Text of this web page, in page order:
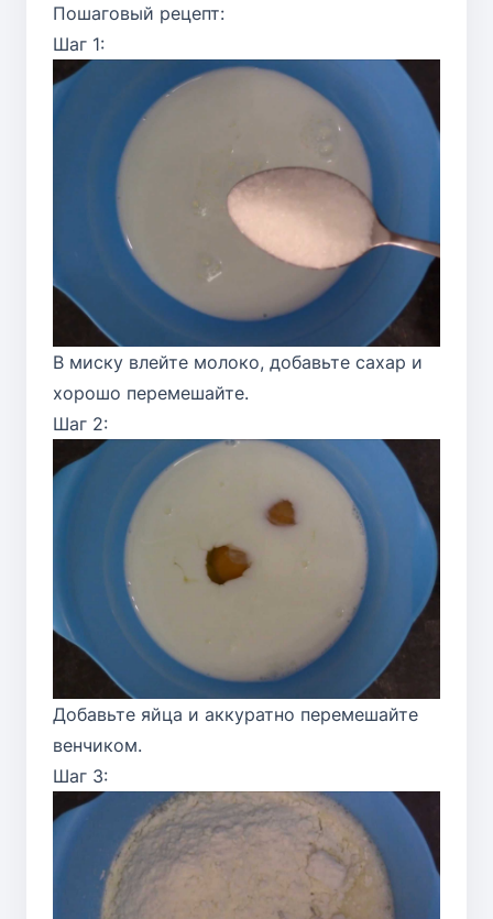
Пошаговый рецепт:
Шаг 1:
В миску влейте молоко, добавьте сахар и
хорошо перемешайте.
Шаг 2:
Добавьте яйца и аккуратно перемешайте
венчиком.
Шаг 3: